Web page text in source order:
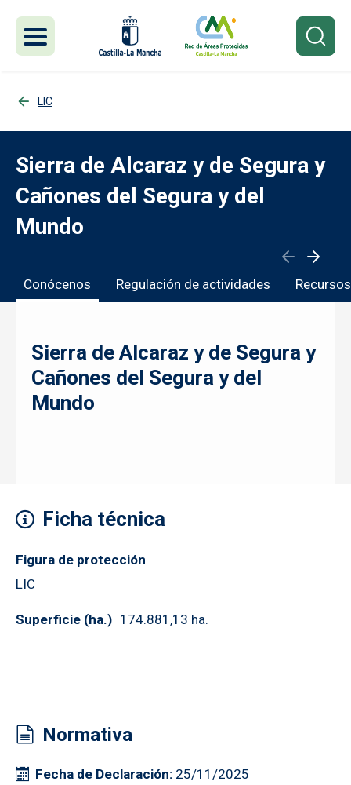
LIC
Sierra de Alcaraz y de Segura y
Cañones del Segura y del
Mundo
Conócenos Regulación de actividades
Sierra de Alcaraz y de Segura y
Cañones del Segura y del
Mundo
Ficha técnica
Figura de protección
LIC
Superficie (ha.) 174.881,13 ha.
Normativa
Fecha de Declaración 25/11/2025